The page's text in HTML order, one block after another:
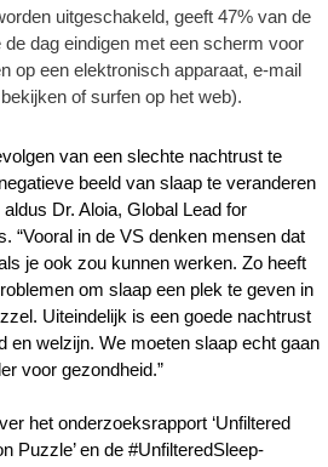
uitgeschakeld, geeft 47% van de
dag eindigen met een scherm voor
op een elektronisch apparaat, e-mail
of surfen op het web).
van een slechte nachtrust te
beeld van slaap te veranderen
Dr. Aloia, Global Lead for
“Vooral in de VS denken mensen dat
je ook zou kunnen werken. Zo heeft
om slaap een plek te geven in
Uiteindelijk is een goede nachtrust
en welzijn. We moeten slaap echt gaan
voor gezondheid.”
het onderzoeksrapport ‘Unfiltered
Puzzle’ en de #UnfilteredSleep-